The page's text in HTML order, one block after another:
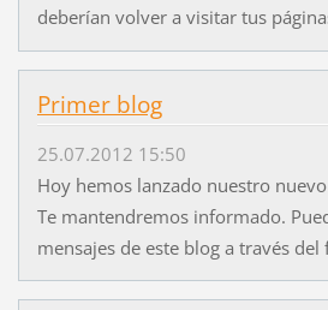
deberían volver a visitar tus
Primer blog
25.07.2012 15:50
Hoy hemos lanzado nuestro
Te mantendremos informado.
mensajes de este blog a través del